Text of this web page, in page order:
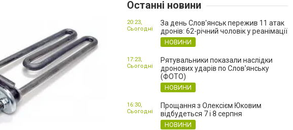
Останні новини
За день Слов'янськ пережив 11 атак
дронів: 62-річний чоловік у реанімації
НОВИНИ
20:23,
Сьогодні
Рятувальники показали наслідки
дронових ударів по Слов'янську
(ФОТО)
НОВИНИ
17:23,
Сьогодні
Прощання з Олексієм Юковим
відбудеться 7 і 8 серпня
НОВИНИ
16:30,
Сьогодні